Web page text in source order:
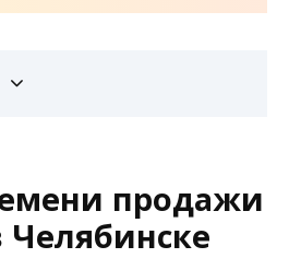
продажи
Челябинске